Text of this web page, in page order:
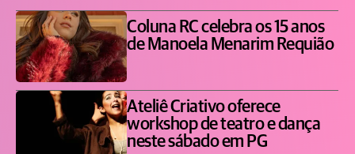
Coluna RC celebra os 15 anos
de Manoela Menarim Requião
Ateliê Criativo oferece
workshop de teatro e dança
neste sábado em PG